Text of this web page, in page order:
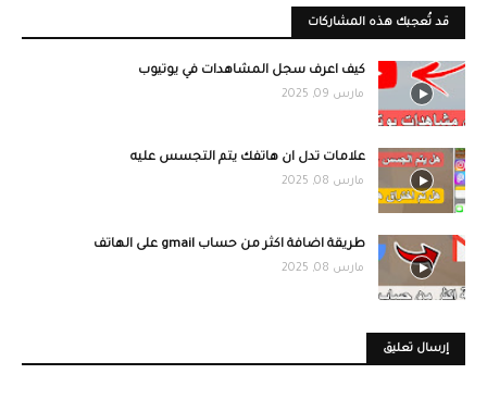
قد تُعجبك هذه المشاركات
كيف اعرف سجل المشاهدات في يوتيوب
مارس 09, 2025
علامات تدل ان هاتفك يتم التجسس عليه
مارس 08, 2025
طريقة اضافة اكثر من حساب gmail على الهاتف
مارس 08, 2025
إرسال تعليق